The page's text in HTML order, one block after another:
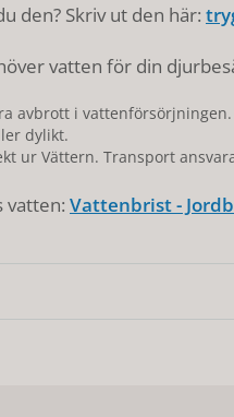
den? Skriv ut den här:
vatten för din
avbrott i
dylikt.
ur Vättern. Transport
vatten: Vattenbrist -